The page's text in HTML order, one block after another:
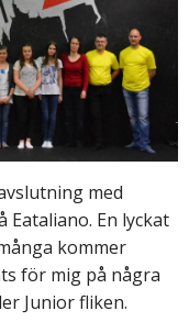
med
En lyckat
kommer
för mig på några
Junior fliken.